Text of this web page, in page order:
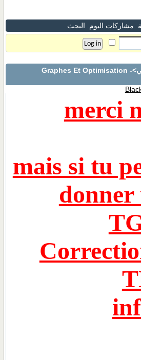
مشاركات اليوم البحث
>Graphes Et Optimisation -
merci
mais si tu